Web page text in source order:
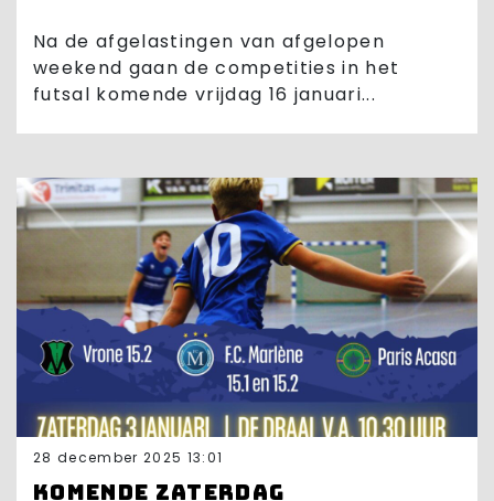
Na de afgelastingen van afgelopen
weekend gaan de competities in het
futsal komende vrijdag 16 januari...
28 december 2025 13:01
Komende zaterdag